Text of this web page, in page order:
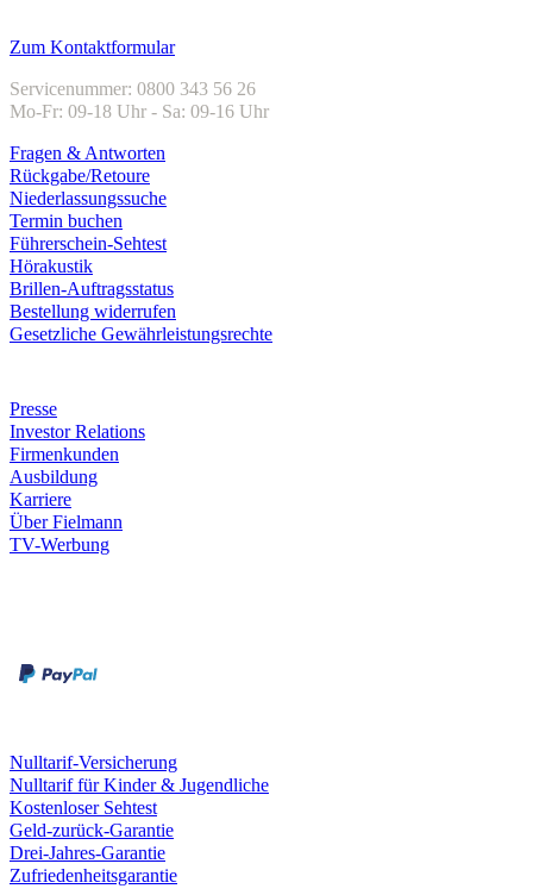
Zum Kontaktformular
Servicenummer: 0800 343 56 26
Mo-Fr: 09-18 Uhr - Sa: 09-16 Uhr
Fragen & Antworten
Rückgabe/Retoure
Niederlassungssuche
Termin buchen
Führerschein-Sehtest
Hörakustik
Brillen-Auftragsstatus
Bestellung widerrufen
Gesetzliche Gewährleistungsrechte
Presse
Investor Relations
Firmenkunden
Ausbildung
Karriere
Über Fielmann
TV-Werbung
Nulltarif-Versicherung
Nulltarif für Kinder & Jugendliche
Kostenloser Sehtest
Geld-zurück-Garantie
Drei-Jahres-Garantie
Zufriedenheitsgarantie